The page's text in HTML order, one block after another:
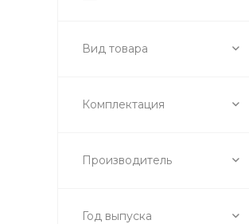
Вид товара
Комплектация
Производитель
Год выпуска